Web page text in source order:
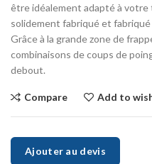
être idéalement adapté à votre
solidement fabriqué et
Grâce à la grande zone de
combinaisons de coups de
debout.
Compare Add to
Ajouter au devis